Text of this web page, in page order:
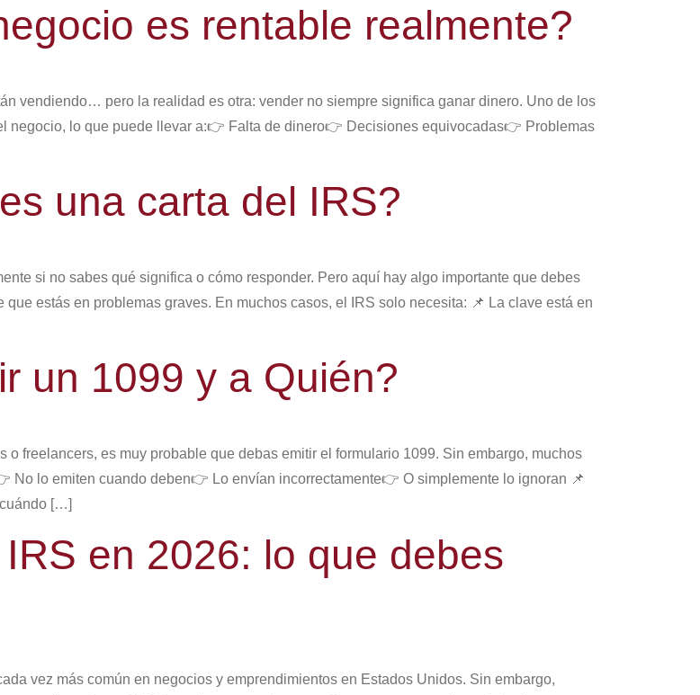
es rentable realmente?
vendiendo… pero la realidad es otra: vender no siempre significa ganar dinero. Uno de los
negocio, lo que puede llevar a:👉 Falta de dinero👉 Decisiones equivocadas👉 Problemas
una carta del IRS?
si no sabes qué significa o cómo responder. Pero aquí hay algo importante que debes
estás en problemas graves. En muchos casos, el IRS solo necesita: 📌 La clave está en
un 1099 y a Quién?
freelancers, es muy probable que debas emitir el formulario 1099. Sin embargo, muchos
No lo emiten cuando deben👉 Lo envían incorrectamente👉 O simplemente lo ignoran 📌
[…]
en 2026: lo que debes
vez más común en negocios y emprendimientos en Estados Unidos. Sin embargo,